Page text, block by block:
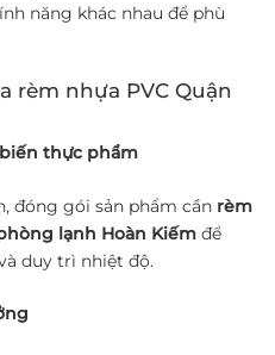
năng khác nhau để phù
rèm nhựa PVC Quận
thực phẩm
đóng gói sản phẩm cần rèm
lạnh Hoàn Kiếmđể
duy trì nhiệt độ.